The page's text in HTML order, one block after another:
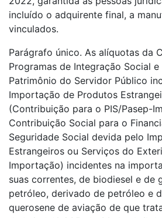
incluído o adquirente final, a
vinculados.
Parágrafo único. As alíquotas da
Programas de Integração Social
Patrimônio do Servidor Público
Importação de Produtos
(Contribuição para o PIS/Pasep-
Contribuição Social para o
Seguridade Social devida pelo
Estrangeiros ou Serviços do
Importação) incidentes na
suas correntes, de biodiesel e de
petróleo, derivado de petróleo e
querosene de aviação de que